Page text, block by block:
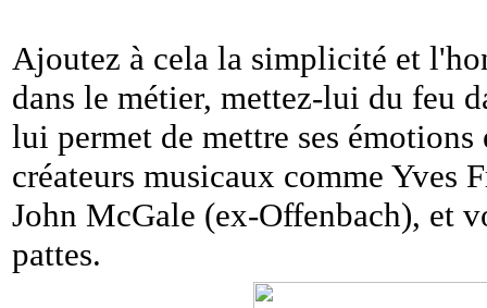
Ajoutez à cela la simplicité et
dans le métier, mettez-lui du feu
lui permet de mettre ses
créateurs musicaux comme
John McGale (ex-Offenbach), et
pattes.